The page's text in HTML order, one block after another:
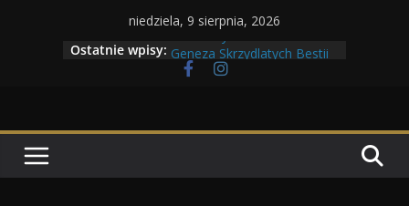
niedziela, 9 sierpnia, 2026
Ostatnie wpisy:
Maratony filmowe 2026
Geneza Skrzydlatych Bestii
Wojna krasnoludów z elfami